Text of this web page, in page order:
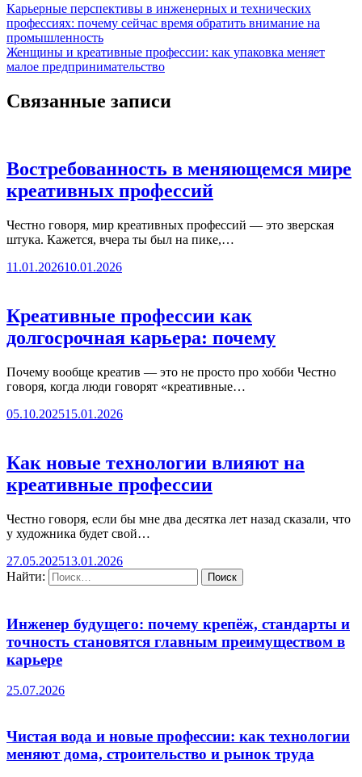
Карьерные перспективы в инженерных и технических
профессиях: почему сейчас время обратить внимание на
промышленность
Женщины и креативные профессии: как упаковка меняет
малое предпринимательство
Связанные записи
Востребованность в меняющемся мире
креативных профессий
Честно говоря, мир креативных профессий — это зверская
штука. Кажется, вчера ты был на пике,…
11.01.202610.01.2026
Креативные профессии как
долгосрочная карьера: почему
Почему вообще креатив — это не просто про хобби Честно
говоря, когда люди говорят «креативные…
05.10.202515.01.2026
Как новые технологии влияют на
креативные профессии
Честно говоря, если бы мне два десятка лет назад сказали, что
у художника будет свой…
27.05.202513.01.2026
Найти:
Инженер будущего: почему крепёж, стандарты и
точность становятся главным преимуществом в
карьере
25.07.2026
Чистая вода и новые профессии: как технологии
меняют дома, строительство и рынок труда